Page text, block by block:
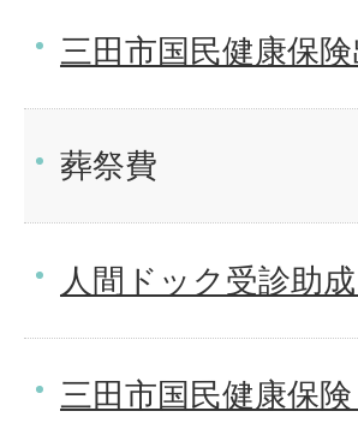
三田市国民健康保
葬祭費
人間ドック受診助
三田市国民健康保